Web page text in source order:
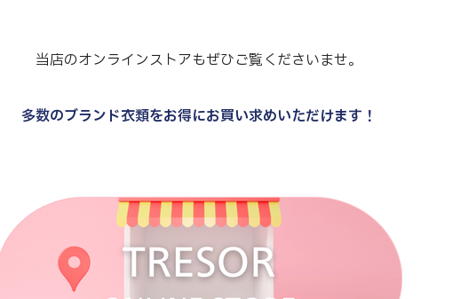
当店のオンラインストアもぜひご覧くださいませ。
多数のブランド衣類をお得にお買い求めいただけます！